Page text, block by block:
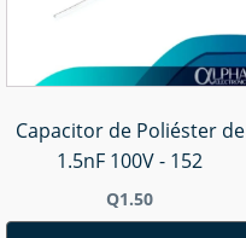
Capacitor de Poliéster de
1.5nF 100V - 152
Q1.50